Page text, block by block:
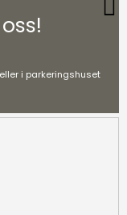
i parkeringshuset